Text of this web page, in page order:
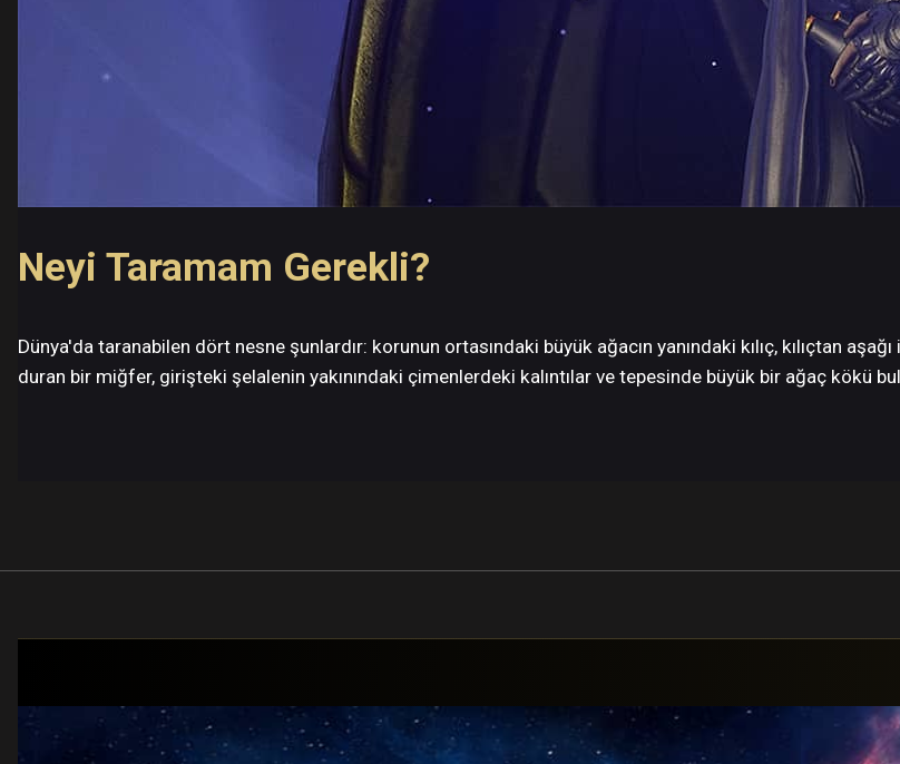
Neyi Taramam Gerekli?
Dünya'da taranabilen dört nesne şunlardır: korunun ortasındaki büyük ağacın yanındaki kılıç, kılıçtan
duran bir miğfer, girişteki şelalenin yakınındaki çimenlerdeki kalıntılar ve tepesinde büyük bir ağaç kökü